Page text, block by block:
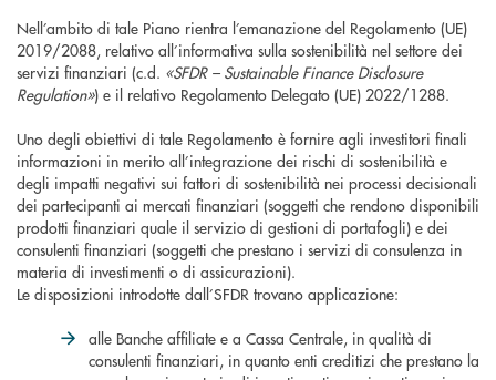
Nell’ambito di tale Piano rientra l’emanazione del Regolamento (UE)
2019/2088, relativo all’informativa sulla sostenibilità nel settore dei
servizi finanziari (c.d. «SFDR – Sustainable Finance Disclosure
Regulation») e il relativo Regolamento Delegato (UE) 2022/1288.
Uno degli obiettivi di tale Regolamento è fornire agli investitori finali
informazioni in merito all’integrazione dei rischi di sostenibilità e
degli impatti negativi sui fattori di sostenibilità nei processi decisionali
dei partecipanti ai mercati finanziari (soggetti che rendono disponibili
prodotti finanziari quale il servizio di gestioni di portafogli) e dei
consulenti finanziari (soggetti che prestano i servizi di consulenza in
materia di investimenti o di assicurazioni).
Le disposizioni introdotte dall’SFDR trovano applicazione:
alle Banche affiliate e a Cassa Centrale, in qualità di
consulenti finanziari, in quanto enti creditizi che prestano la